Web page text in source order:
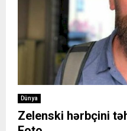
Dünya
Zelenski hərbçini